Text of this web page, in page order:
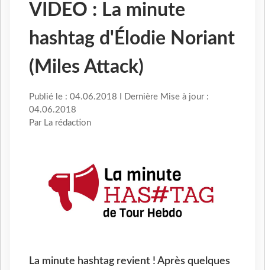
VIDEO : La minute
hashtag d'Élodie Noriant
(Miles Attack)
Publié le : 04.06.2018 I Dernière Mise à jour :
04.06.2018
Par La rédaction
La minute hashtag revient ! Après quelques